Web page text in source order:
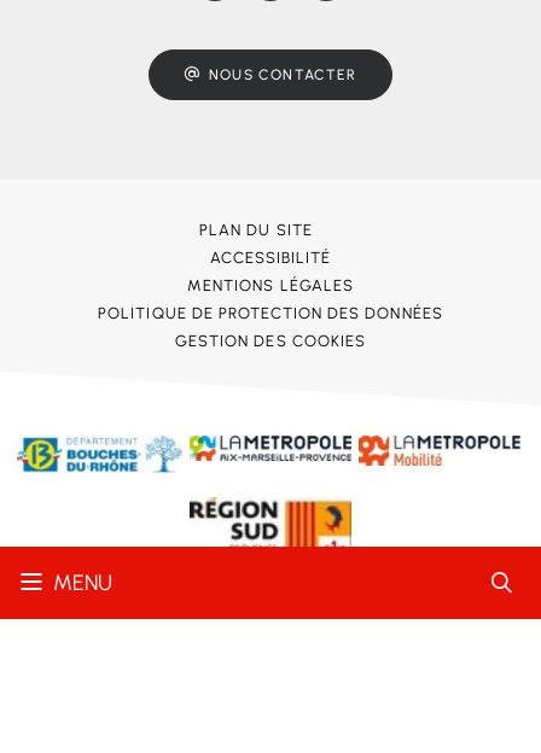
MENU
NOUS CONTACTER
PLAN DU SITE
ACCESSIBILITÉ
MENTIONS LÉGALES
POLITIQUE DE PROTECTION DES DONNÉES
GESTION DES COOKIES